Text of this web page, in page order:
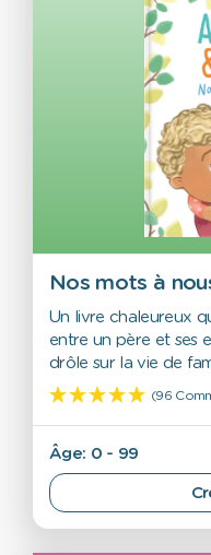
Nos mots à
Un livre chaleureux
entre un père et ses
drôle sur la vie de
(96
Âge: 0 - 99